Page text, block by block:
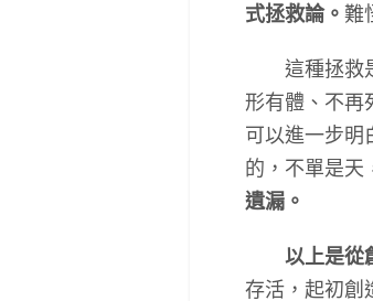
式拯救論。 難
這種拯救是
形有體、不再
可以進一步明
的，不單是天
遺漏。
以上是從
存活，起初創